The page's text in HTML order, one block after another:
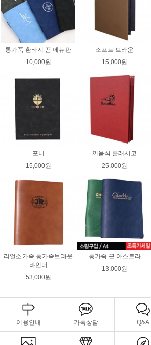
통가죽 환타지 끈 메뉴판
10,000원
소프트 브라운
15,000원
포니
15,000원
끼움식 클래시코
25,000원
리얼소가죽 통가죽브라운
바인더
53,000원
통가죽 끈 아스트라
13,000원
이용안내 카톡상담 Q&A